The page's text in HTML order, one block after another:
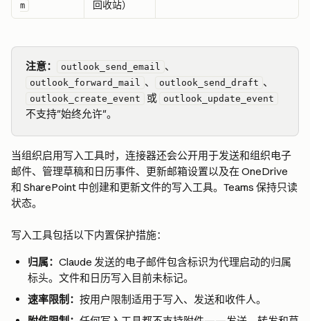
m
回收站）
注意： outlook_send_email 、
outlook_forward_mail 、 outlook_send_draft 、
outlook_create_event 或 outlook_update_event
不支持"始终允许"。
当组织启用写入工具时，连接器还会公开用于发送和组织电子
邮件、管理草稿和日历事件、更新邮箱设置以及在 OneDrive
和 SharePoint 中创建和更新文件的写入工具。Teams 保持只读
状态。
写入工具包括以下内置保护措施：
归属： Claude 发送的电子邮件包含标识为代理启动的归属
标头。文件和日历写入目前未标记。
速率限制： 按用户限制适用于写入、发送和收件人。